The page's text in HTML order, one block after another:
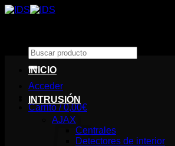
Saltar
Buscar
por:
Acceder
Carrito /0,00€
INICIO
INTRUSIÓN
AJAX
Centrales
Detectores de interior